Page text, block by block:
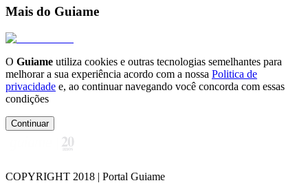
Mais do Guiame
O Guiame utiliza cookies e outras tecnologias semelhantes para
melhorar a sua experiência acordo com a nossa Politica de
privacidade e, ao continuar navegando você concorda com essas
condições
Continuar
COPYRIGHT 2018 | Portal Guiame